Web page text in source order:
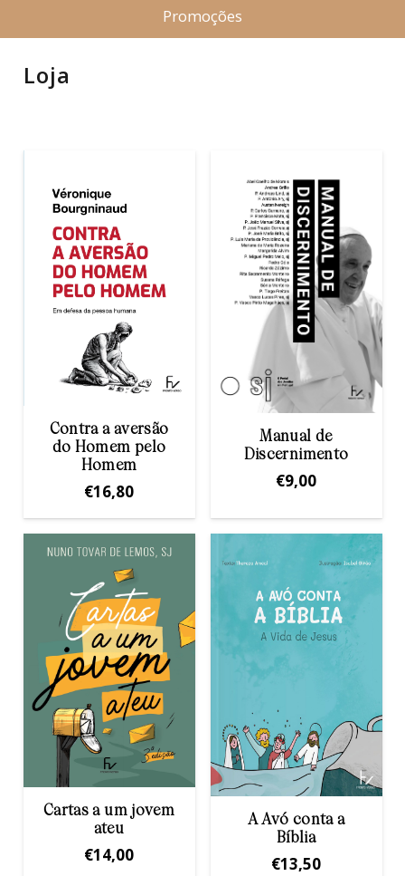
Promoções
Loja
Contra a aversão
do Homem pelo
Homem
€16,80
Manual de
Discernimento
€9,00
Cartas a um jovem
ateu
€14,00
A Avó conta a
Bíblia
€13,50